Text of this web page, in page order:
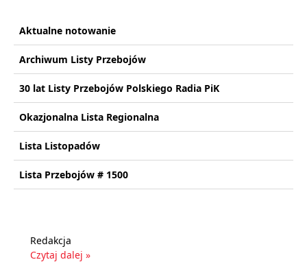
Aktualne notowanie
Archiwum Listy Przebojów
30 lat Listy Przebojów Polskiego Radia PiK
Okazjonalna Lista Regionalna
Lista Listopadów
Lista Przebojów # 1500
Redakcja
Czytaj dalej »